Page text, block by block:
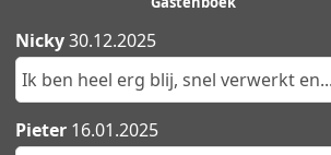
Nicky30.12.2025
Ik ben heel erg blij, snel verwerkt en...
Pieter 16.01.2025